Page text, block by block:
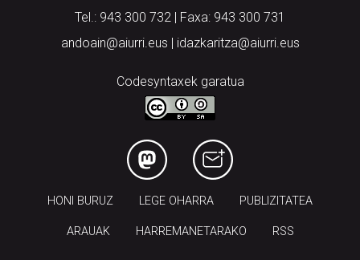
Tel.: 943 300 732 | Faxa: 943 300 731
andoain@aiurri.eus | idazkaritza@aiurri.eus
Codesyntaxek garatua
HONI BURUZ LEGE OHARRA PUBLIZITATEA
ARAUAK HARREMANETARAKO RSS